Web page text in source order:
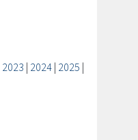
2023 | 2024| 2025 |